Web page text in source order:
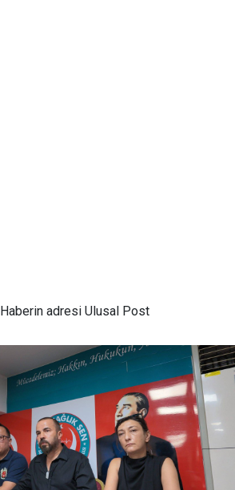
Haberin adresi Ulusal Post